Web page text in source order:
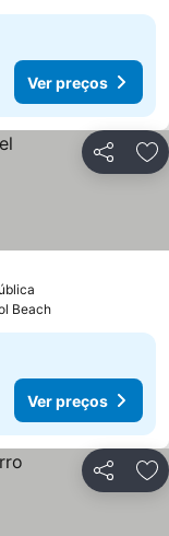
Ver preços
Partilhar
Beach
Ver preços
Partilhar